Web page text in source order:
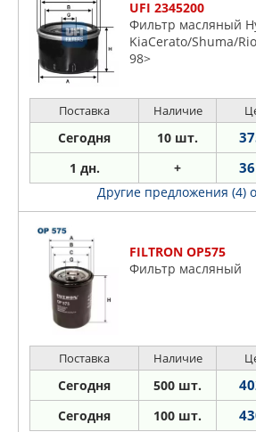
UFI 2345200
Фильтр масляный
KiaCerato/Shuma/
98>
Поставка Наличие
Сегодня 10 шт.
1 дн. +
Другие предложения (4)
FILTRON OP575
Фильтр масляный
Поставка Наличие
Сегодня 500 шт.
Сегодня 100 шт.